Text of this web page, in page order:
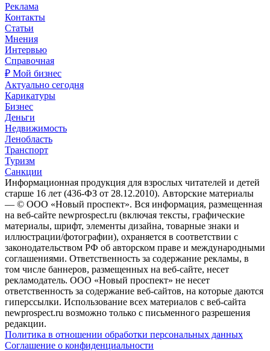
Реклама
Контакты
Статьи
Мнения
Интервью
Справочная
₽ Мой бизнес
Актуально сегодня
Карикатуры
Бизнес
Деньги
Недвижимость
Ленобласть
Транспорт
Туризм
Санкции
Информационная продукция для взрослых читателей и детей
старше 16 лет (436-ФЗ от 28.12.2010). Авторские материалы
— © ООО «Новый проспект». Вся информация, размещенная
на веб-сайте newprospect.ru (включая тексты, графические
материалы, шрифт, элементы дизайна, товарные знаки и
иллюстрации/фотографии), охраняется в соответствии с
законодательством РФ об авторском праве и международными
соглашениями. Ответственность за содержание рекламы, в
том числе баннеров, размещенных на веб-сайте, несет
рекламодатель. ООО «Новый проспект» не несет
ответственность за содержание веб-сайтов, на которые даются
гиперссылки. Использование всех материалов с веб-сайта
newprospect.ru возможно только с письменного разрешения
редакции.
Политика в отношении обработки персональных данных
Соглашение о конфиденциальности